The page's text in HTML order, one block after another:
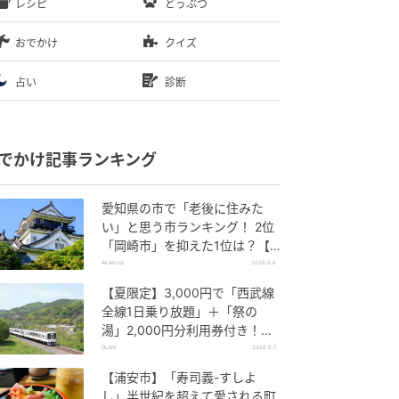
レシピ どうぶつ
おでかけ クイズ
占い 診断
かけ記事ランキング
愛知県の市で「老後に住みた
い」と思う市ランキング！ 2位
「岡崎市」を抑えた1位は？【2
026年調査】
All About 2026.8.6
【夏限定】3,000円で「西武線
全線1日乗り放題」＋「祭の
湯」2,000円分利用券付き！
『秩父 夏のおでかけきっぷ』で
GLAM 2026.8.7
【浦安市】「寿司義-すしよ
し」半世紀を超えて愛される町